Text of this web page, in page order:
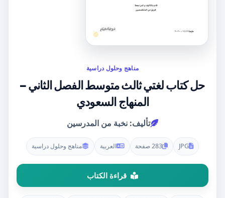
مناهج وحلول دراسية
حل كتاب لغتي ثالث متوسط الفصل الثاني –
المنهاج السعودي
تأليف: نخبة من المدرسين
JPG 283 صفحة العربية مناهج وحلول دراسية
قراءة الكتاب